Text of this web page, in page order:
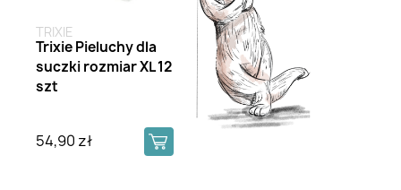
TRIXIE
Trixie Pieluchy dla
suczki rozmiar XL 12
szt
54,90 zł